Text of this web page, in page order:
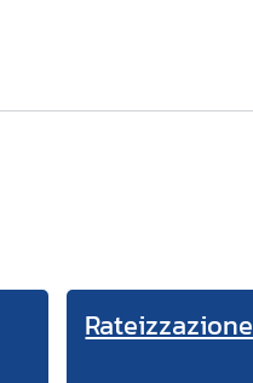
Rateizzazione